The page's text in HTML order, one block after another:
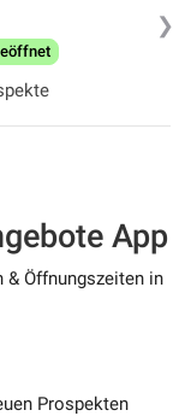
❯
App
& Öffnungszeiten in
Prospekten